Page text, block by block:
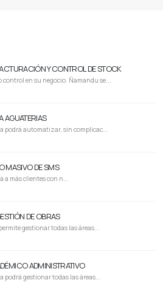
Y CONTROL DE STOCK
control en su negocio. Ñamandu se...
AGUATERIAS
podrá automatizar, sin complicac...
MASIVO DE SMS
más clientes con n...
DE OBRAS
gestionar todas las áreas...
ADMINISTRATIVO
podrá gestionar todas las áreas...